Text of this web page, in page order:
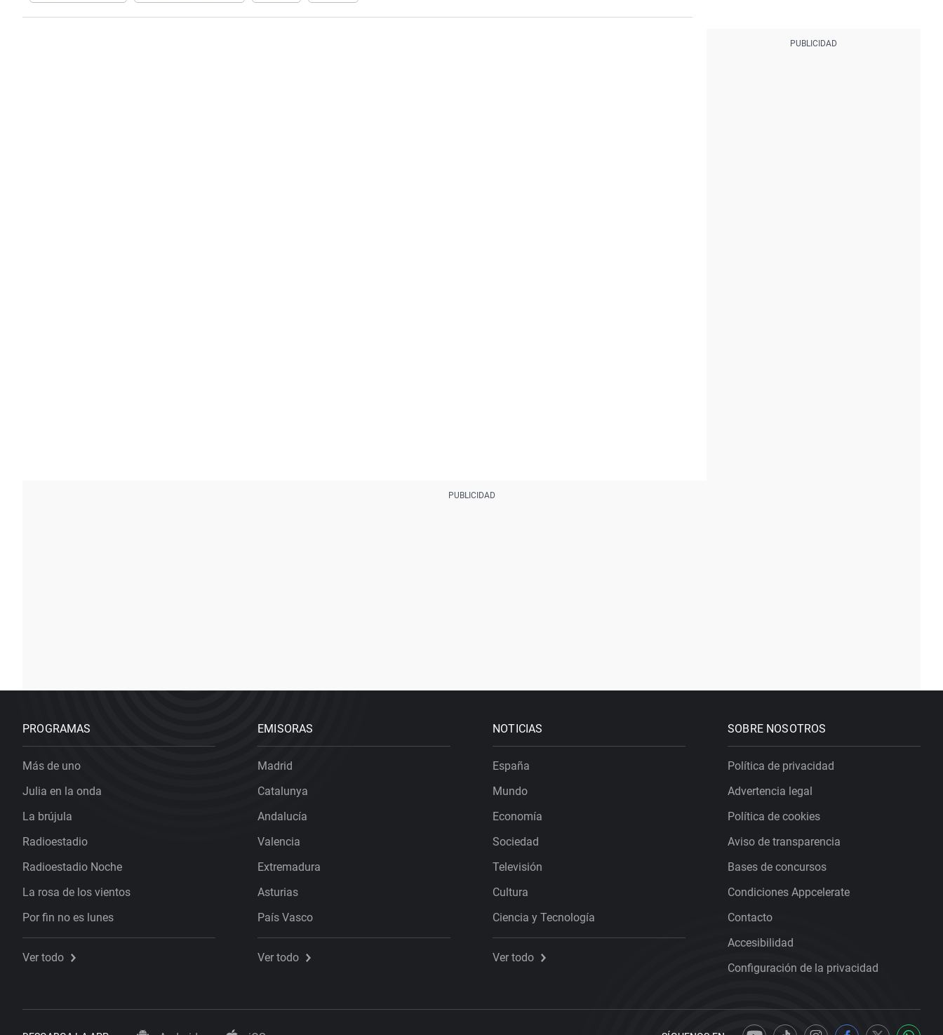
PROGRAMAS
Más de uno
Julia en la onda
La brújula
Radioestadio
Radioestadio Noche
La rosa de los vientos
Por fin no es lunes
Ver todo
EMISORAS
Madrid
Catalunya
Andalucía
Valencia
Extremadura
Asturias
País Vasco
Ver todo
NOTICIAS
España
Mundo
Economía
Sociedad
Televisión
Cultura
Ciencia y Tecnología
Ver todo
SOBRE NOSOTROS
Política de privacidad
Advertencia legal
Política de cookies
Aviso de transparencia
Bases de concursos
Condiciones Appcelerate
Contacto
Accesibilidad
Configuración de la privacidad